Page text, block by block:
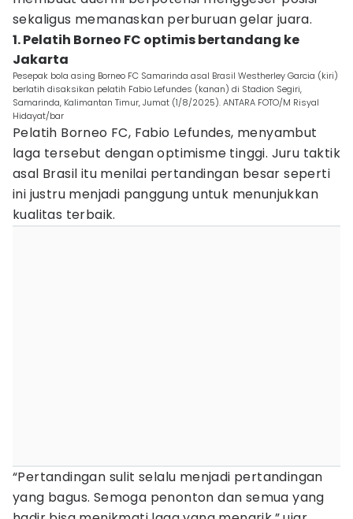
sekaligus memanaskan perburuan gelar juara.
1. Pelatih Borneo FC optimis bertandang ke
Jakarta
Pesepak bola asing Borneo FC Samarinda asal Brasil Westherley Garcia (kiri)
berlatih disaksikan pelatih Fabio Lefundes (kanan) di Stadion Segiri,
Samarinda, Kalimantan Timur, Jumat (1/8/2025). ANTARA FOTO/M Risyal
Hidayat/bar
Pelatih Borneo FC, Fabio Lefundes, menyambut
laga tersebut dengan optimisme tinggi. Juru taktik
asal Brasil itu menilai pertandingan besar seperti
ini justru menjadi panggung untuk menunjukkan
kualitas terbaik.
“Pertandingan sulit selalu menjadi pertandingan
yang bagus. Semoga penonton dan semua yang